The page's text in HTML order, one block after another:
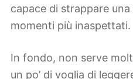
capace di strappare
momenti più inaspettati.
In fondo, non serve
un po’ di voglia di